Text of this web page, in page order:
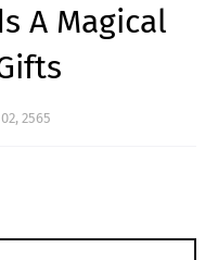
A Magical
2565